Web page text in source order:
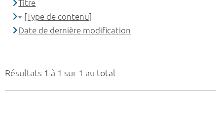
Résultats 1 à 1 sur 1 au total
Titre
[Type de contenu]
Date de dernière modification